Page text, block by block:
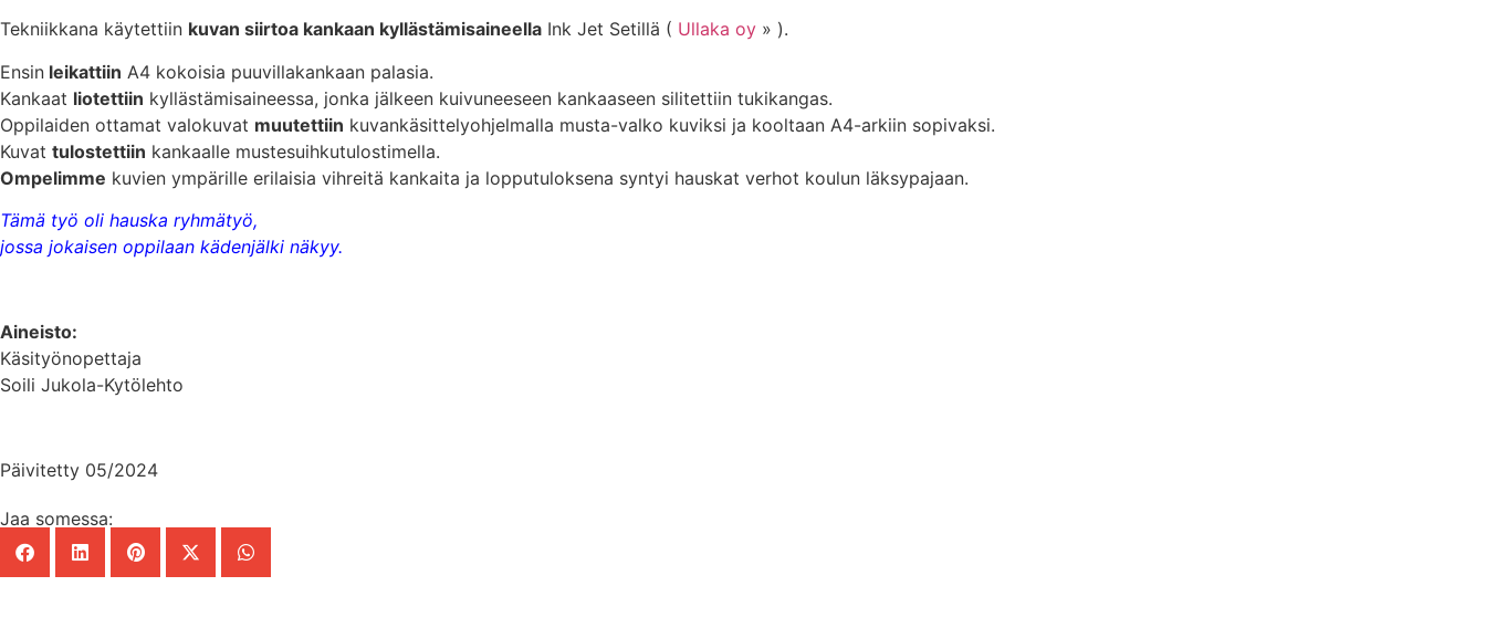
Tekniikkana käytettiin kuvan siirtoa kankaan kyllästämisaineella Ink Jet Setillä ( Ullaka oy » ).
Ensin leikattiin A4 kokoisia puuvillakankaan palasia.
Kankaat liotettiin kyllästämisaineessa, jonka jälkeen kuivuneeseen kankaaseen silitettiin tukikangas.
Oppilaiden ottamat valokuvat muutettiin kuvankäsittelyohjelmalla musta-valko kuviksi ja kooltaan A4-arkiin sopivaksi.
Kuvat tulostettiin kankaalle mustesuihkutulostimella.
Ompelimme kuvien ympärille erilaisia vihreitä kankaita ja lopputuloksena syntyi hauskat verhot koulun läksypajaan.
Tämä työ oli hauska ryhmätyö,
jossa jokaisen oppilaan kädenjälki näkyy.
Aineisto:
Käsityönopettaja
Soili Jukola-Kytölehto
Päivitetty 05/2024
Jaa somessa: